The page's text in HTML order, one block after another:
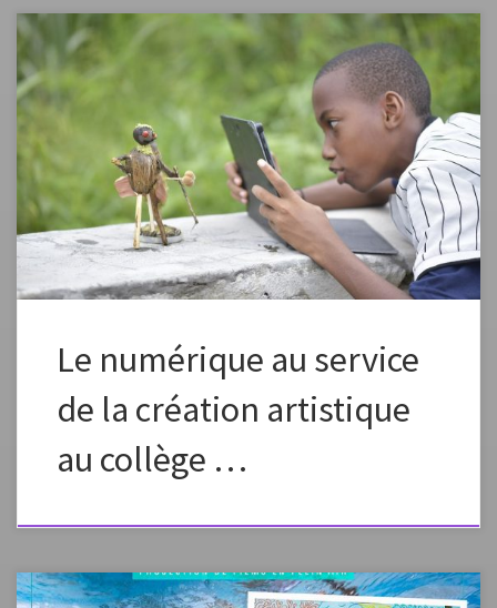
Une résidence a été réalisée au Collège Boueni M’Titi de Labattoir,
menée par l’IAN d’arts plastiques Aymeric Thomas et l’artiste plasticien
et photographe Sylvain Trabut, avec les éco-délégués du collège. Les
élèves du collège et les CM1 et CM2 de l’école T17 de Labattoir ont
donné vie à des matériaux naturels (feuilles, branches, brindilles,
graines…) ou des […]
Le numérique au service
de la création artistique
au collège …